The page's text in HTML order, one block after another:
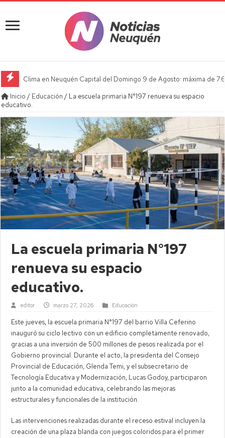
Clima en Neuquén Capital del Domingo 9 de Agosto: máxima de
Inicio / Educación / La escuela primaria N°197 renueva su espacio
educativo.
La escuela primaria N°197
renueva su espacio
educativo.
editor marzo 27, 2026 Educación
Este jueves, la escuela primaria N°197 del barrio Villa Ceferino
inauguró su ciclo lectivo con un edificio completamente renovado,
gracias a una inversión de 500 millones de pesos realizada por el
Gobierno provincial. Durante el acto, la presidenta del Consejo
Provincial de Educación, Glenda Temi, y el subsecretario de
Tecnología Educativa y Modernización, Lucas Godoy, participaron
junto a la comunidad educativa, celebrando las mejoras
estructurales y funcionales de la institución.
Las intervenciones realizadas durante el receso estival incluyen la
creación de una plaza blanda con juegos coloridos para el primer